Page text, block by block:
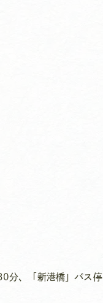
分、「新港橋」バス停